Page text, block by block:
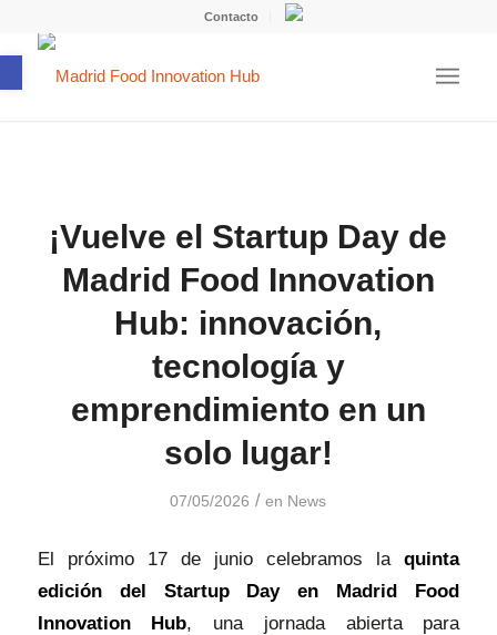
Contacto
¡Vuelve el Startup Day de
Madrid Food Innovation
Hub: innovación,
tecnología y
emprendimiento en un
solo lugar!
07/05/2026 / en News
El próximo 17 de junio celebramos laquinta
edición del Startup Day en Madrid Food
Innovation Hub, una jornada abierta para
Abrir barra de herramientas